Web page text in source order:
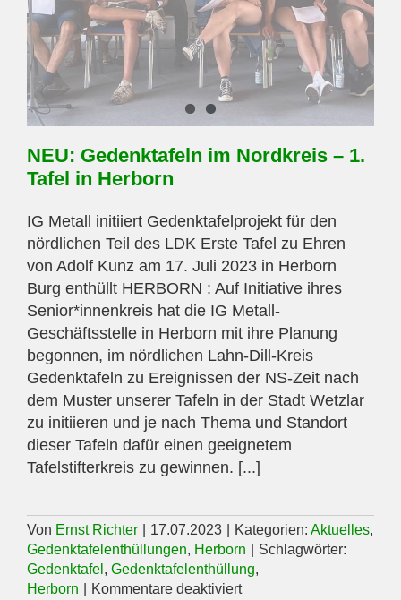
NEU: Gedenktafeln im Nordkreis – 1.
Tafel in Herborn
IG Metall initiiert Gedenktafelprojekt für den
nördlichen Teil des LDK Erste Tafel zu Ehren
von Adolf Kunz am 17. Juli 2023 in Herborn
Burg enthüllt HERBORN : Auf Initiative ihres
Senior*innenkreis hat die IG Metall-
Geschäftsstelle in Herborn mit ihre Planung
begonnen, im nördlichen Lahn-Dill-Kreis
Gedenktafeln zu Ereignissen der NS-Zeit nach
dem Muster unserer Tafeln in der Stadt Wetzlar
zu initiieren und je nach Thema und Standort
dieser Tafeln dafür einen geeignetem
Tafelstifterkreis zu gewinnen. [...]
Von Ernst Richter 17.07.2023 Kategorien: Aktuelles,
Gedenktafelenthüllungen, Herborn
Schlagwörter:
Gedenktafel , Gedenktafelenthüllung,
Herborn
Kommentare deaktiviertfür